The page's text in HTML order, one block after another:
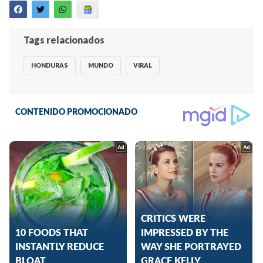
Tags relacionados
HONDURAS MUNDO VIRAL